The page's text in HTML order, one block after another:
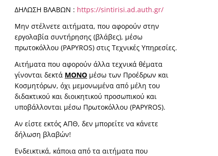
ΔΗΛΩΣΗ ΒΛΑΒΩΝ : https://sintirisi.ad.auth.gr/
Μην στέλνετε αιτήματα, που αφορούν στην
εργολαβία συντήρησης (βλάβες), μέσω
πρωτοκόλλου (PAPYROS) στις Τεχνικές Υπηρεσίες.
Αιτήματα που αφορούν άλλα τεχνικά θέματα
γίνονται δεκτά ΜΟΝΟ μέσω των Προέδρων και
Κοσμητόρων, όχι μεμονωμένα από μέλη του
διδακτικού και διοικητικού προσωπικού και
υποβάλλονται μέσω Πρωτοκόλλου (PAPYROS).
Αν είστε εκτός ΑΠΘ, δεν μπορείτε να κάνετε
δήλωση βλαβών!
Ενδεικτικά, κάποια από τα αιτήματα που